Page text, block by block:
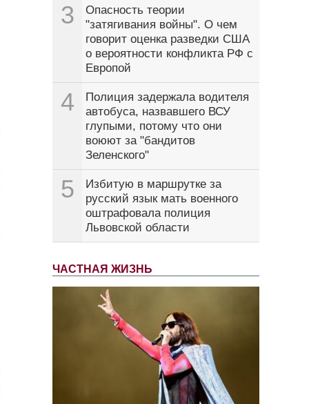
3
Опасность теории
"затягивания войны". О чем
говорит оценка разведки США
о вероятности конфликта РФ с
Европой
4
Полиция задержала водителя
автобуса, назвавшего ВСУ
глупыми, потому что они
воюют за "бандитов
Зеленского"
5
Избитую в маршрутке за
русский язык мать военного
оштрафовала полиция
Львовской области
ЧАСТНАЯ ЖИЗНЬ